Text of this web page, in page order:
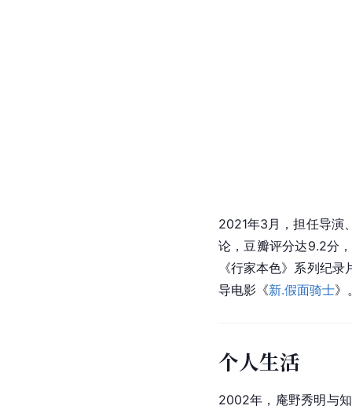
2021年3月，担任导演
论，豆瓣评分达9.2分
《行家本色》系列纪
导电影《新.假面骑士》
个人生活
2002年，庵野秀明与